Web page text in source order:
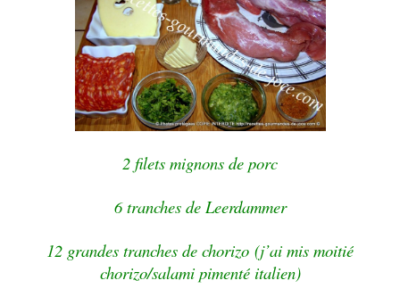
2 filets mignons de porc
6 tranches de Leerdammer
12 grandes tranches de chorizo (j’ai mis moitié
chorizo/salami pimenté italien)